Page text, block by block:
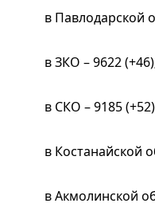
в Павлодарской
в ЗКО – 9622
в СКО – 9185
в Костанайской
в Акмолинской